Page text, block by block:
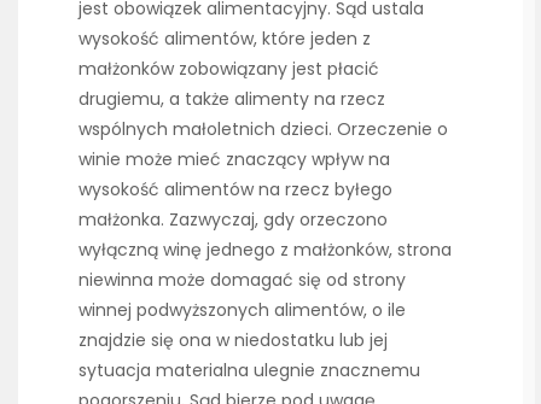
jest obowiązek alimentacyjny. Sąd ustala
wysokość alimentów, które jeden z
małżonków zobowiązany jest płacić
drugiemu, a także alimenty na rzecz
wspólnych małoletnich dzieci. Orzeczenie o
winie może mieć znaczący wpływ na
wysokość alimentów na rzecz byłego
małżonka. Zazwyczaj, gdy orzeczono
wyłączną winę jednego z małżonków, strona
niewinna może domagać się od strony
winnej podwyższonych alimentów, o ile
znajdzie się ona w niedostatku lub jej
sytuacja materialna ulegnie znacznemu